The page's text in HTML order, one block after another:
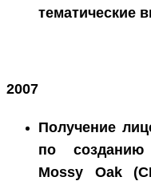
тематические
2007
Получение
по созданию
Mossy Oak